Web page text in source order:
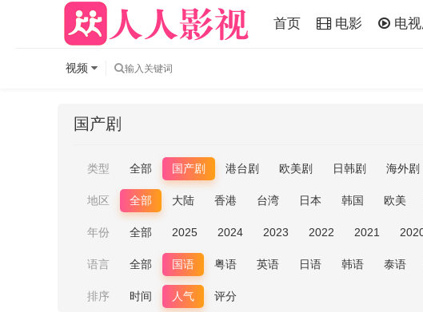
首页 电影 电视
视频
国产剧
类型 全部 国产剧 港台剧 欧美剧 日韩剧 海外剧
地区 全部 大陆 香港 台湾 日本 韩国 欧美
年份 全部 2025 2024 2023 2022 2021
语言 全部 国语 粤语 英语 日语 韩语 泰语
排序 时间 人气 评分